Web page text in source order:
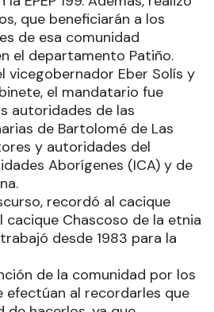
que beneficiarán a los
de esa comunidad
el departamento Patiño.
vicegobernador Eber Solís y
el mandatario fue
autoridades de las
de Bartolomé de Las
y autoridades del
Aborígenes (ICA) y de
recordó al cacique
cacique Chascoso de la etnia
desde 1983 para la
de la comunidad por los
al recordarles que